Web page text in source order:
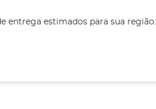
entrega estimados para sua região: